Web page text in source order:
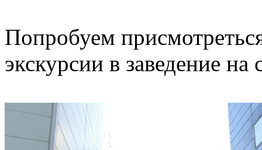
Попробуем
экскурсии в заведение